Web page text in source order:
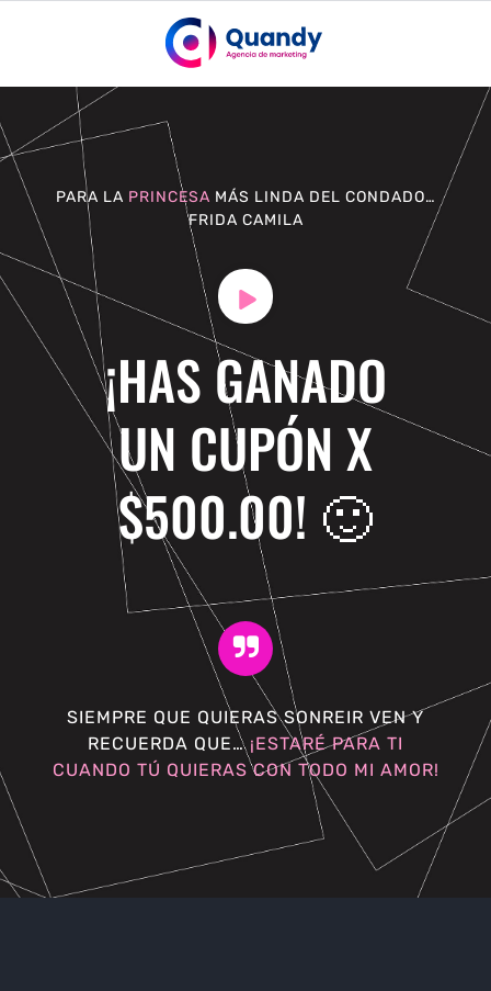
PARA LA PRINCESA MÁS LINDA DEL CONDADO…
FRIDA CAMILA
¡HAS GANADO
UN CUPÓN X
$500.00! 🙂
SIEMPRE QUE QUIERAS SONREIR VEN Y
RECUERDA QUE… ¡ESTARÉ PARA TI
CUANDO TÚ QUIERAS CON TODO MI AMOR!